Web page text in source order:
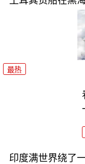
最热
印度满世界绕了